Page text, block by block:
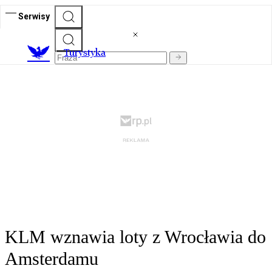
Serwisy
Turystyka
KLM wznawia loty z Wrocławia do
Amsterdamu